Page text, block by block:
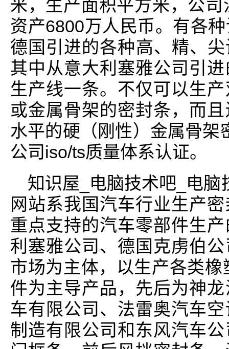
米，生产面积平方米，公
资产6800万人民币。有各
德国引进的各种高、精、
其中从意大利塞雅公司引
生产线一条。不仅可以生
或金属骨架的密封条，而
水平的硬（刚性）金属骨架
公司iso/ts质量体系认证。
知识屋_电脑技术吧_电
网站系我国汽车行业生产
重点支持的汽车零部件生
利塞雅公司、德国克虏伯
市场为主体，以生产各类
件为主导产品，先后为神
车有限公司、法雷奥汽车
制造有限公司和东风汽车